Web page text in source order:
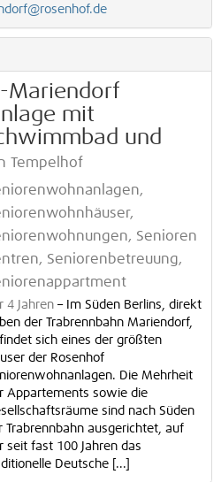
Mariendorf
mit
und
Tempelhof
Senioren
Seniorenbetreuung,
4 Jahren – Im Süden Berlins, direkt
der Trabrennbahn Mariendorf,
sich eines der größten
der Rosenhof
Die Mehrheit
Appartements sowie die
sind nach Süden
Trabrennbahn ausgerichtet, auf
seit fast 100 Jahren das
Deutsche [...]